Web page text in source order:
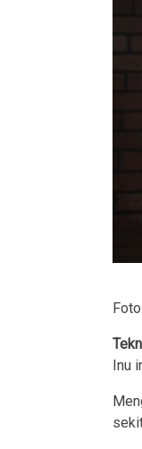
Foto:
Inu